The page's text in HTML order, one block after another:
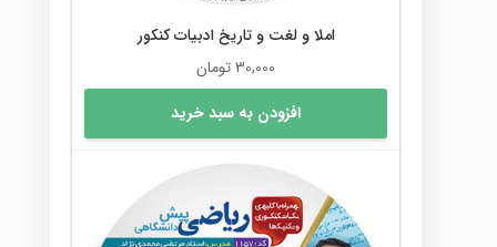
املا و لغت و تاریخ ادبیات کنکور
30,000تومان
افزودن به سبد خرید